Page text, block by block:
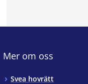
Mer om oss
Svea hovrätt